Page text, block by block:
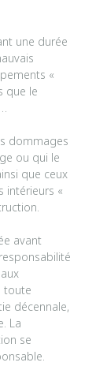
une durée
«
que le
dommages
ou qui le
que ceux
intérieurs «
avant
toute
décennale,
La
se